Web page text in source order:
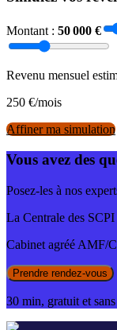
Montant : 50 000 €
Revenu mensuel
250 €/mois
Affiner ma simulation
Vous avez des
Posez-les à nos
La Centrale des SCPI
Cabinet agréé AMF/
Prendre rendez-vous
30 min, gratuit et